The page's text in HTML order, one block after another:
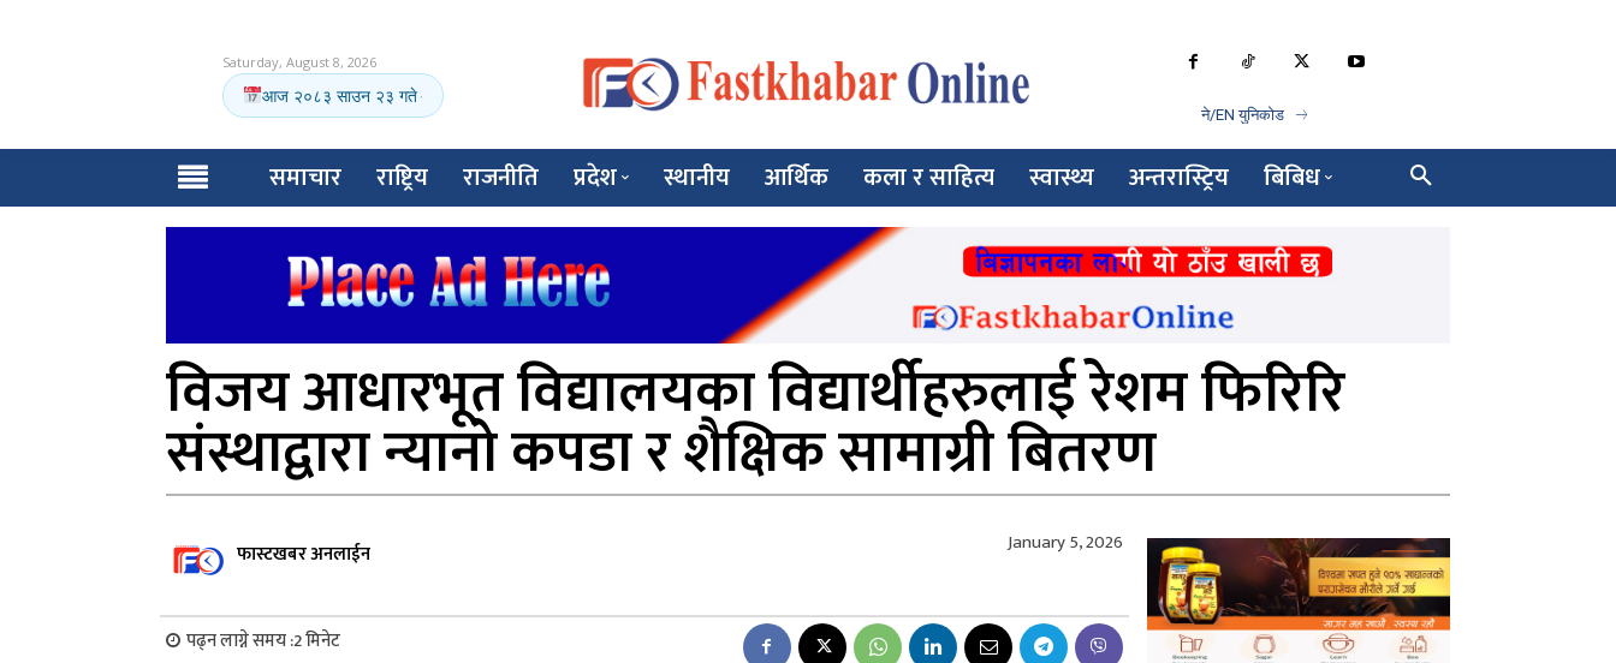
Saturday, August 8, 2026
आज २०८३ साउन २३ गते ·
ने/EN युनिकोड
समाचार राष्ट्रिय राजनीति प्रदेश स्थानीय आर्थिक कला र साहित्य स्वास्थ्य अन्तरास्ट्रिय बिबिध
विजय आधारभूत विद्यालयका विद्यार्थीहरुलाई रेशम फिरिरि
संस्थाद्वारा न्यानो कपडा र शैक्षिक सामाग्री बितरण
फास्टखबर अनलाईन January 5, 2026
पढ्न लाग्ने समय :2मिनेट